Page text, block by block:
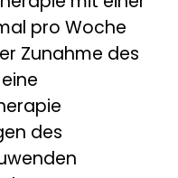
pro Woche
Zunahme des
des